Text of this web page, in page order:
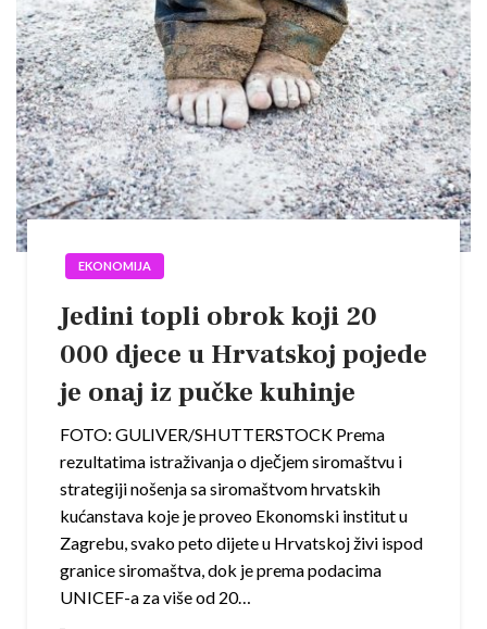
EKONOMIJA
Jedini topli obrok koji 20
000 djece u Hrvatskoj pojede
je onaj iz pučke kuhinje
FOTO: GULIVER/SHUTTERSTOCK Prema
rezultatima istraživanja o dječjem siromaštvu i
strategiji nošenja sa siromaštvom hrvatskih
kućanstava koje je proveo Ekonomski institut u
Zagrebu, svako peto dijete u Hrvatskoj živi ispod
granice siromaštva, dok je prema podacima
UNICEF-a za više od 20…